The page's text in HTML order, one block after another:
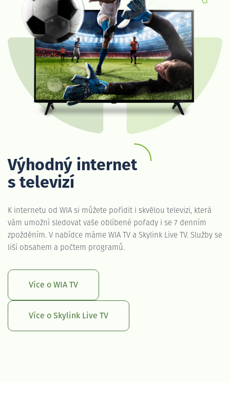
Výhodný internet
s televizí
K internetu od WIA si můžete pořídit i skvělou televizi, která
vám umožní sledovat vaše oblíbené pořady i se 7 denním
zpožděním. V nabídce máme WIA TV a Skylink Live TV. Služby se
liší obsahem a počtem programů.
Více o WIA TV
Více o Skylink Live TV